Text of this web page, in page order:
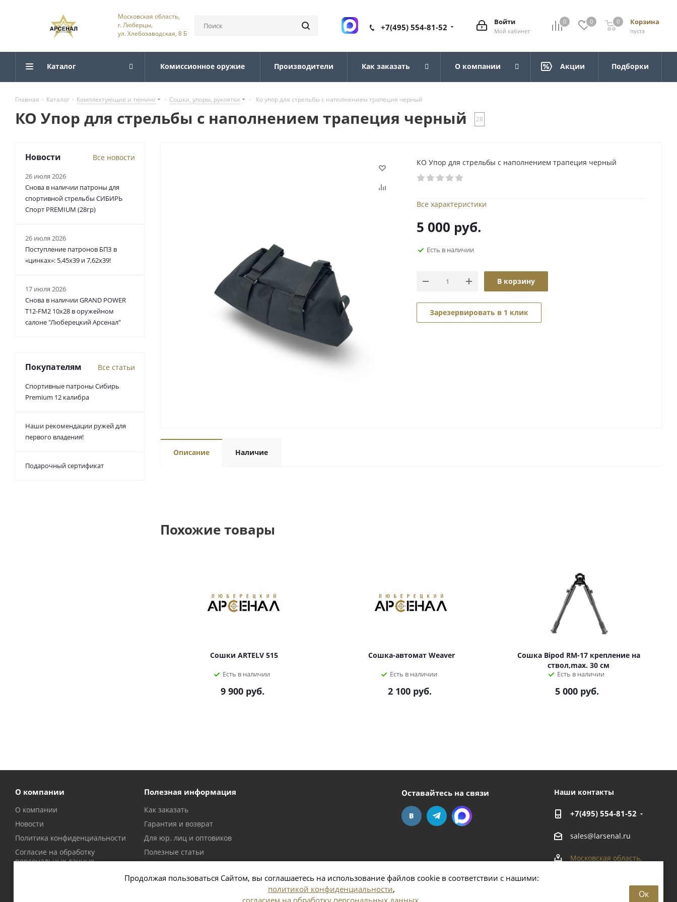
Продолжая пользоваться Сайтом, вы соглашаетесь на использование файлов cookie в соответствии с нашими:
политикой конфиденциальности,
согласием на обработку персональных данных
Ок
Московская область,
г. Люберцы,
ул. Хлебозаводская, 8 Б
0 0 Корзина
пуста
0
Войти
Мой кабинет
+7(495) 554-81-52
Каталог Комиссионное оружие Производители Как заказать О компании Акции Подборки
Главная - Каталог - Комплектующие и тюнинг - Сошки, упоры, рукоятки - Ко упор для стрельбы с наполнением трапеция черный
КО Упор для стрельбы с наполнением трапеция черный 28
КО Упор для стрельбы с наполнением трапеция черный
Все характеристики
5 000 руб.
Есть в наличии
В корзину
Зарезервировать в 1 клик
Описание Наличие
Похожие товары
Сошки ARTELV 515
Есть в наличии
9 900руб.
Сошка-автомат Weaver
Есть в наличии
2 100руб.
Сошка Bipod RM-17 крепление на
ствол,max. 30 см
Есть в наличии
5 000руб.
Новости Все новости
26 июля 2026
Снова в наличии патроны для
спортивной стрельбы СИБИРЬ
Спорт PREMIUM (28гр)
26 июля 2026
Поступление патронов БПЗ в
«цинках»: 5,45х39 и 7,62х39!
17 июля 2026
Снова в наличии GRAND POWER
T12-FM2 10x28 в оружейном
салоне "Люберецкий Арсенал"
Покупателям Все статьи
Спортивные патроны Сибирь
Premium 12 калибра
Наши рекомендации ружей для
первого владения!
Подарочный сертификат
О компании
О компании
Новости
Политика конфиденциальности
Согласие на обработку
персональных данных
Полезная информация
Как заказать
Гарантия и возврат
Для юр. лиц и оптовиков
Полезные статьи
Оставайтесь на связи Наши контакты
+7(495) 554-81-52
sales@larsenal.ru
Московская область,